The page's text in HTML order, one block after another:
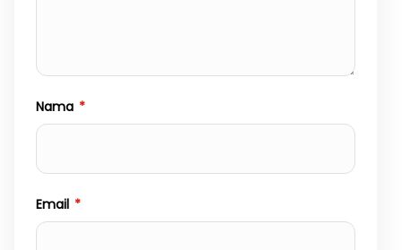
Nama *
Email *